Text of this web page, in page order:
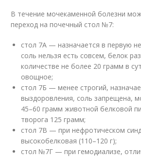
В течение мочекаменной болезни
переход на почечный стол №7:
стол 7А — назначается в первую
соль нельзя есть совсем, белок
количестве не более 20 грамм в
овощное;
стол 7Б — менее строгий,
выздоровления, соль запрещена,
45–60 грамм животной белковой
творога 125 грамм;
стол 7В — при нефротическом
высокобелковая (110–120 г);
стол №7Г — при гемодиализе,